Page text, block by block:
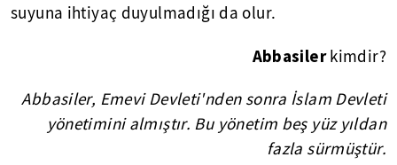
suyuna ihtiyaç duyulmadığı da olur.
Abbasilerkimdir?
Abbasiler, Emevi Devleti'nden sonra İslam Devleti
yönetimini almıştır. Bu yönetim beş yüz yıldan
fazla sürmüştür.